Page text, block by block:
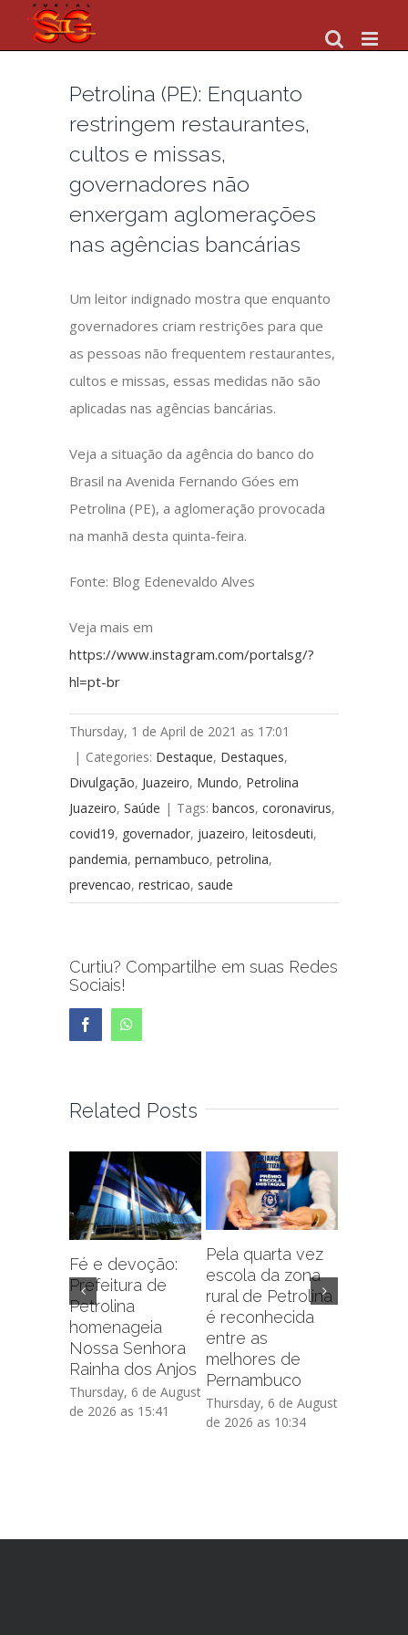
Petrolina (PE): Enquanto
restringem restaurantes,
cultos e missas,
governadores não
enxergam aglomerações
nas agências bancárias
Um leitor indignado mostra que enquanto
governadores criam restrições para que
as pessoas não frequentem restaurantes,
cultos e missas, essas medidas não são
aplicadas nas agências bancárias.
Veja a situação da agência do banco do
Brasil na Avenida Fernando Góes em
Petrolina (PE), a aglomeração provocada
na manhã desta quinta-feira.
Fonte: Blog Edenevaldo Alves
Veja mais em
https://www.instagram.com/portalsg/?
hl=pt-br
Thursday, 1 de April de 2021 as 17:01
| Categories: Destaque, Destaques,
Divulgação, Juazeiro, Mundo, Petrolina
Juazeiro,Saúde | Tags:bancos,coronavirus,
covid19, governador, juazeiro,leitosdeuti,
pandemia,pernambuco,petrolina,
prevencao,restricao, saude
Curtiu? Compartilhe em suas Redes
Sociais!
Facebook
Related Posts
Fé e devoção:
Prefeitura de
Petrolina
homenageia
Nossa Senhora
Rainha dos Anjos
Thursday, 6 de August
de 2026 as 15:41
Pela quarta vez
escola da zona
rural de Petrolina
é reconhecida
entre as
melhores de
Pernambuco
Thursday, 6 de August
de 2026 as 10:34